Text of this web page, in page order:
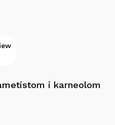
i karneolom